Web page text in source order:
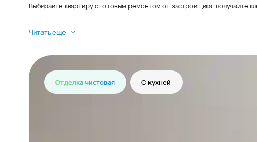
Выбирайте квартиру с готовым ремонтом от застройщика, получайте
Читать еще
Отделка чистовая С кухней